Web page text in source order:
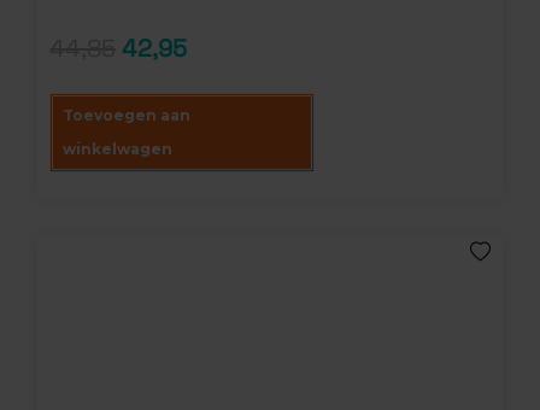
42,95
Toevoegen aan
winkelwagen